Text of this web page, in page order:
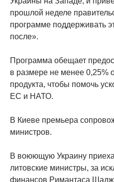
прошлой неделе
программе поддерживать
после».
Программа обещает
в размере не менее 0,25%
продукта, чтобы помочь
ЕС и НАТО.
В Киеве премьера
министров.
В воюющую Украину
литовские министры, за
финансов Римантаса